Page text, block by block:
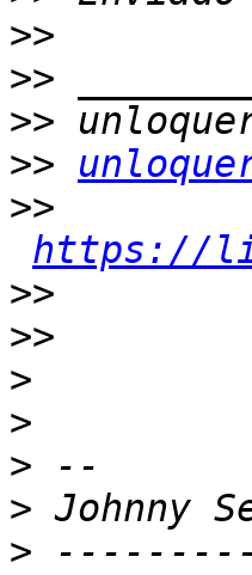
>>
>>
>>
>>
>>
https://
>>
>>
>
>
>
>
>